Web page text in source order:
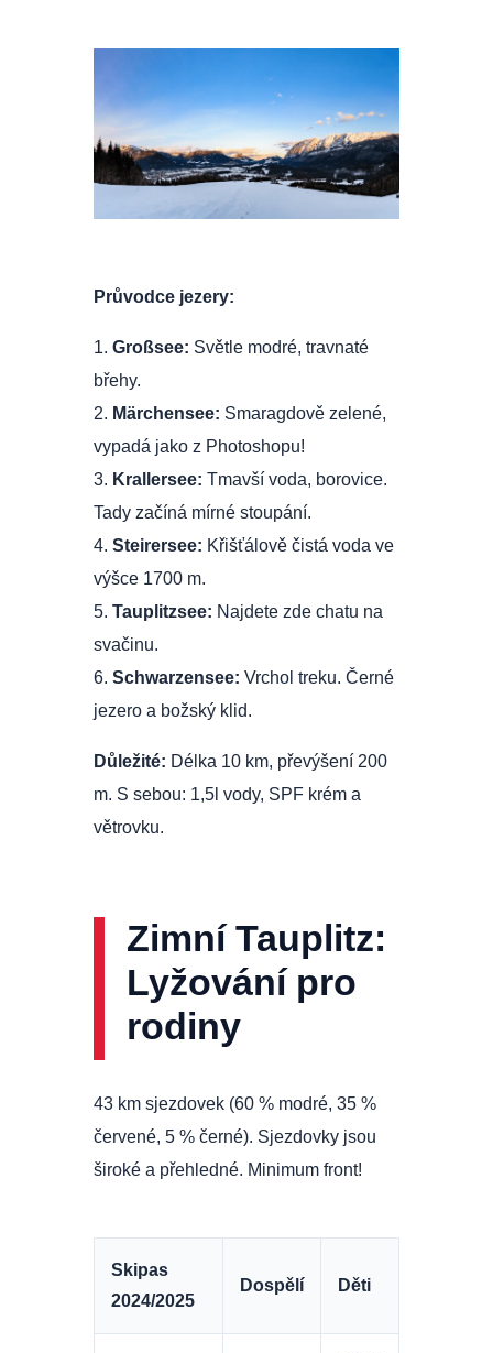
Průvodce jezery:
1. Großsee: Světle modré, travnaté
břehy.
2. Märchensee: Smaragdově zelené,
vypadá jako z Photoshopu!
3. Krallersee: Tmavší voda, borovice.
Tady začíná mírné stoupání.
4. Steirersee: Křišťálově čistá voda ve
výšce 1700 m.
5. Tauplitzsee: Najdete zde chatu na
svačinu.
6. Schwarzensee: Vrchol treku. Černé
jezero a božský klid.
Důležité: Délka 10 km, převýšení 200
m. S sebou: 1,5l vody, SPF krém a
větrovku.
Zimní Tauplitz:
Lyžování pro
rodiny
43 km sjezdovek (60 % modré, 35 %
červené, 5 % černé). Sjezdovky jsou
široké a přehledné. Minimum front!
Skipas
2024/2025
Dospělí Děti